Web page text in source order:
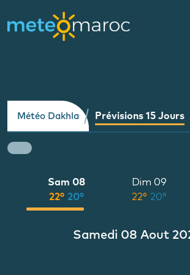
Météo Dakhla Prévisions 15 Jours
Sam 08
22° 20°
Dim 09
22° 20°
Samedi 08 Aout